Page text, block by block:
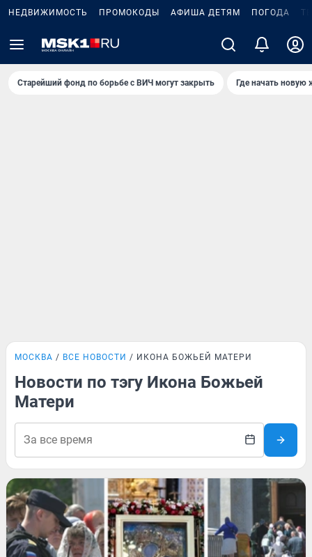
НЕДВИЖИМОСТЬ ПРОМОКОДЫ АФИША ДЕТЯМ ПОГОДА
Старейший фонд по борьбе с ВИЧ могут закрыть Где начать новую
МОСКВА ВСЕ НОВОСТИ ИКОНА БОЖЬЕЙ МАТЕРИ
Новости по тэгу Икона Божьей
Матери